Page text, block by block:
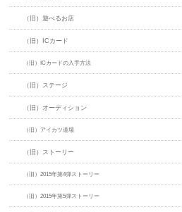
（旧）遊べるお店
（旧）ICカード
（旧）ICカードの入手方法
（旧）ステージ
（旧）オーディション
（旧）アイカツ道場
（旧）ストーリー
（旧）2015年第4弾ストーリー
（旧）2015年第5弾ストーリー